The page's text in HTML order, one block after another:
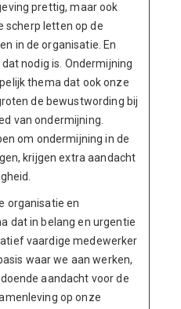
prettig, maar ook
scherp letten op de
in de organisatie. En
nodig is. Ondermijning
thema dat ook onze
de bewustwording bij
van ondermijning.
om ondermijning in de
krijgen extra aandacht
organisatie en
dat in belang en urgentie
vaardige medewerker
waar we aan werken,
aandacht voor de
op onze